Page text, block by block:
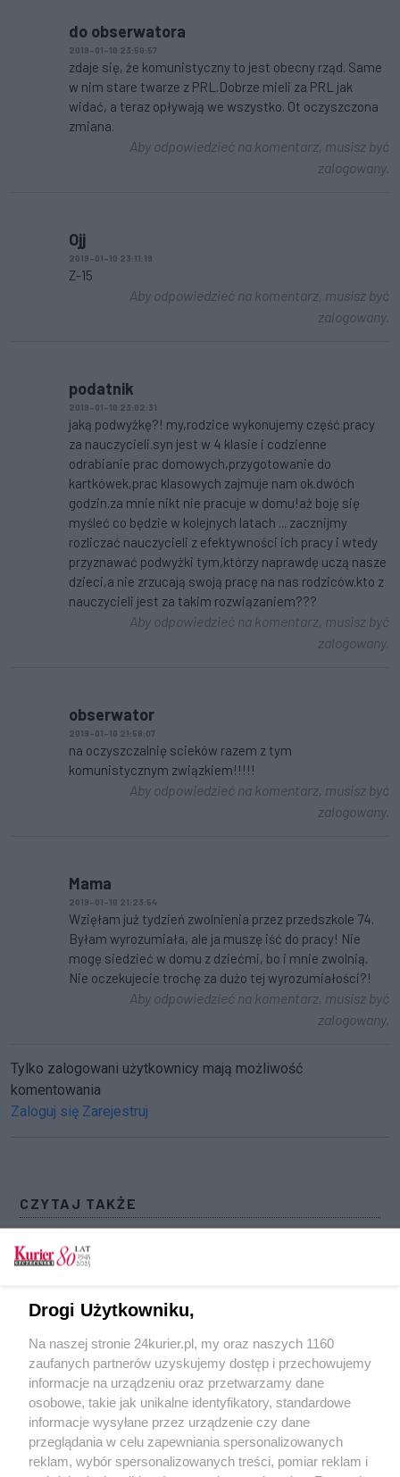
do obserwatora
2019-01-10 23:50:57
zdaje się, że komunistyczny to jest obecny rząd. Same
w nim stare twarze z PRL.Dobrze mieli za PRL jak
widać, a teraz opływają we wszystko. Ot oczyszczona
zmiana.
Aby odpowiedzieć na komentarz, musisz być
zalogowany.
Ojj
2019-01-10 23:11:19
Z-15
Aby odpowiedzieć na komentarz, musisz być
zalogowany.
podatnik
2019-01-10 23:02:31
jaką podwyżkę?! my,rodzice wykonujemy część pracy
za nauczycieli.syn jest w 4 klasie i codzienne
odrabianie prac domowych,przygotowanie do
kartkówek,prac klasowych zajmuje nam ok.dwóch
godzin.za mnie nikt nie pracuje w domu!aż boję się
myśleć co będzie w kolejnych latach ... zacznijmy
rozliczać nauczycieli z efektywności ich pracy i wtedy
przyznawać podwyżki tym,którzy naprawdę uczą nasze
dzieci,a nie zrzucają swoją pracę na nas rodziców.kto z
nauczycieli jest za takim rozwiązaniem???
Aby odpowiedzieć na komentarz, musisz być
zalogowany.
obserwator
2019-01-10 21:58:07
na oczyszczalnię scieków razem z tym
komunistycznym związkiem!!!!!
Aby odpowiedzieć na komentarz, musisz być
zalogowany.
Mama
2019-01-10 21:23:54
Wzięłam już tydzień zwolnienia przez przedszkole 74.
Byłam wyrozumiała, ale ja muszę iść do pracy! Nie
mogę siedzieć w domu z dziećmi, bo i mnie zwolnią.
Nie oczekujecie trochę za dużo tej wyrozumiałości?!
Aby odpowiedzieć na komentarz, musisz być
zalogowany.
Tylko zalogowani użytkownicy mają możliwość
komentowania
Zaloguj się Zarejestruj
CZYTAJ TAKŻE
zmierzamy do sporu zbiorowego
Protest czy choroba?
Czy będzie strajk nauczycieli?
Debata o pieniądzach i edukacji
POGODA
Drogi Użytkowniku,
Na naszej stronie 24kurier.pl, my oraz naszych 1160
zaufanych partnerów uzyskujemy dostęp i przechowujemy
informacje na urządzeniu oraz przetwarzamy dane
osobowe, takie jak unikalne identyfikatory, standardowe
informacje wysyłane przez urządzenie czy dane
przeglądania w celu zapewniania spersonalizowanych
reklam, wybór spersonalizowanych treści, pomiar reklam i